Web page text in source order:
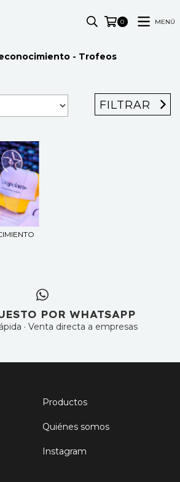
0 MENÚ
- Trofeos
FILTRAR
POR WHATSAPP
· Venta directa a empresas
Productos
Quiénes somos
Instagram